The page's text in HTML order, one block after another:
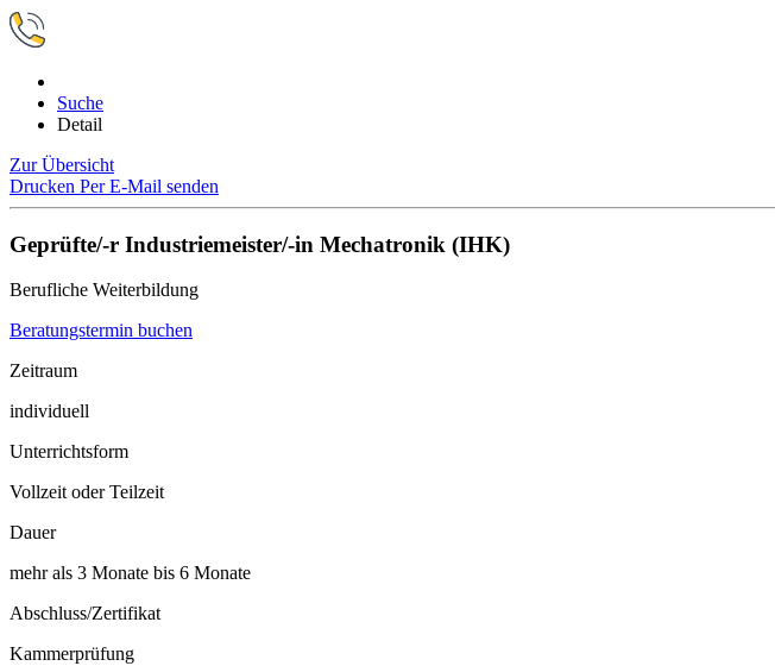
Suche
Detail
Zur Übersicht
Drucken Per E-Mail senden
Geprüfte/-r Industriemeister/-in Mechatronik (IHK)
Berufliche Weiterbildung
Beratungstermin buchen
Zeitraum
individuell
Unterrichtsform
Vollzeit oder Teilzeit
Dauer
mehr als 3 Monate bis 6 Monate
Abschluss/Zertifikat
Kammerprüfung